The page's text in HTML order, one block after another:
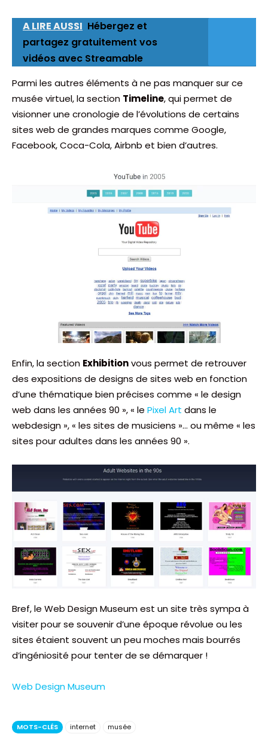
A LIRE AUSSI Hébergez et
partagez gratuitement vos
vidéos avec Streamable
Parmi les autres éléments à ne pas manquer sur ce
musée virtuel, la section Timeline, qui permet de
visionner une cronologie de l’évolutions de certains
sites web de grandes marques comme Google,
Facebook, Coca-Cola, Airbnb et bien d’autres.
Enfin, la section Exhibitionvous permet de retrouver
des expositions de designs de sites web en fonction
d’une thématique bien précises comme « le design
web dans les années 90 », « le Pixel Art dans le
webdesign », « les sites de musiciens »… ou même « les
sites pour adultes dans les années 90 ».
Bref, le Web Design Museum est un site très sympa à
visiter pour se souvenir d’une époque révolue ou les
sites étaient souvent un peu moches mais bourrés
d’ingéniosité pour tenter de se démarquer !
Web Design Museum
MOTS-CLÉS internet musée